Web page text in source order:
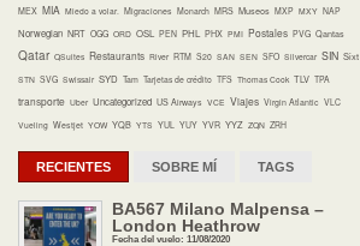
MEX MIA Miedo a volar. Migraciones Monarch MRS Museos MXP MXY NAP
Norwegian NRT OGG ORD OSL PEN PHL PHX PMI Postales PVG Qantas
Qatar QSuites Restaurants River RTM S20 SAN SEN SFO Silvercar SIN Sixt
STN SVG Swissair SYD Tam Tarjetas de crédito TFS Thomas Cook TLV TPA
transporte Uber Uncategorized US Airways VCE Viajes Virgin Atlantic VLC
Vueling Westjet YOW YQB YTS YUL YUY YVR YYZ ZQN ZRH
RECIENTES SOBRE MÍ TAGS
BA567 Milano Malpensa –
London Heathrow
Fecha del vuelo: 11/08/2020